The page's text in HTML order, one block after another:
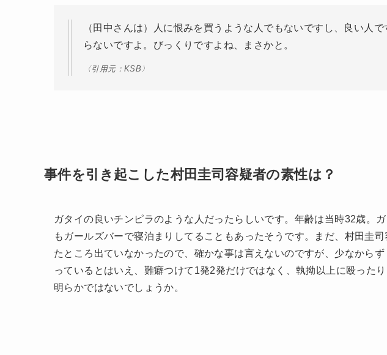
（田中さんは）人に恨みを買うような人でもないですし、良い人
らないですよ。びっくりですよね、まさかと。
〈引用元：KSB〉
事件を引き起こした村田圭司容疑者の素性は？
ガタイの良いチンピラのような人だったらしいです。年齢は当時32歳。
もガールズバーで寝泊まりしてることもあったそうです。まだ、村田圭
たところ出ていなかったので、確かな事は言えないのですが、少なから
っているとはいえ、難癖つけて1発2発だけではなく、執拗以上に殴った
明らかではないでしょうか。